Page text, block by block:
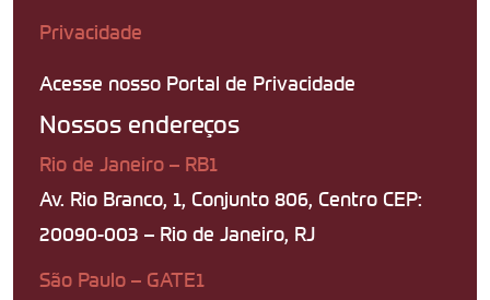
Privacidade
Acesse nosso Portal de Privacidade
Nossos endereços
Rio de Janeiro – RB1
Av. Rio Branco, 1, Conjunto 806, Centro CEP:
20090-003 – Rio de Janeiro, RJ
São Paulo – GATE1